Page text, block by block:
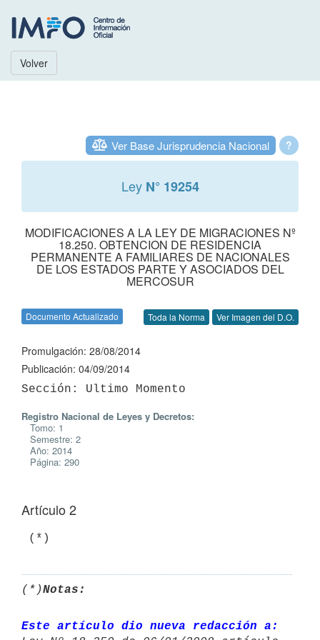
Volver
?
Ver Base Jurisprudencia Nacional
Ley N° 19254
MODIFICACIONES A LA LEY DE MIGRACIONES Nº
18.250. OBTENCION DE RESIDENCIA
PERMANENTE A FAMILIARES DE NACIONALES
DE LOS ESTADOS PARTE Y ASOCIADOS DEL
MERCOSUR
Documento Actualizado Toda la Norma Ver Imagen del D.O.
Promulgación: 28/08/2014
Publicación: 04/09/2014
Registro Nacional de Leyes y Decretos:
Tomo: 1
Semestre: 2
Año: 2014
Página: 290
Artículo 2
(*)
(*)Notas:
Este artículo dio nueva redacción a: